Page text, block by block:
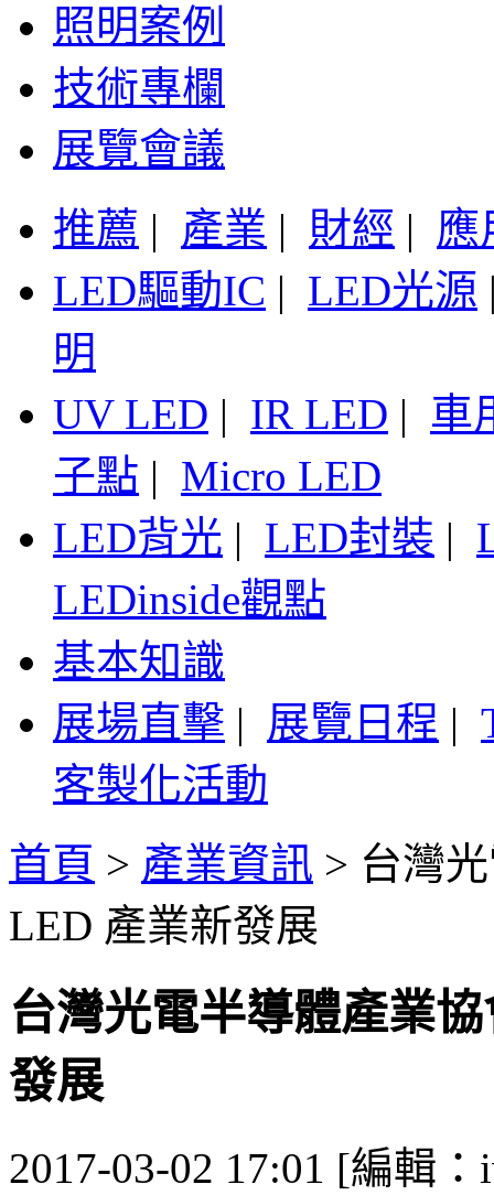
照明案例
技術專欄
展覽會議
推薦 | 產業 | 財經 | 應
LED驅動IC | LED光源
明
UV LED | IR LED | 車
子點 | Micro LED
LED背光 | LED封裝 |
LEDinside觀點
基本知識
展場直擊 | 展覽日程 |
客製化活動
首頁 > 產業資訊 > 台灣
LED 產業新發展
台灣光電半導體產業
發展
2017-03-02 17:01 [編輯：